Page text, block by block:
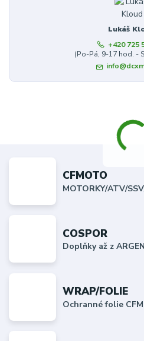
Lukáš
+420 725
(Po-Pá, 9-17 hod. -
CFMOTO
MOTORKY/ATV/
COSPOR
Doplňky až z
WRAP/FOLIE
Ochranné folie